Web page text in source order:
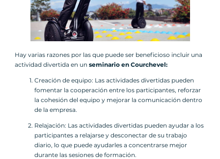
Hay varias razones por las que puede ser beneficioso incluir una
actividad divertida en un seminario en Courchevel:
Creación de equipo: Las actividades divertidas pueden
fomentar la cooperación entre los participantes, reforzar
la cohesión del equipo y mejorar la comunicación dentro
de la empresa.
Relajación: Las actividades divertidas pueden ayudar a los
participantes a relajarse y desconectar de su trabajo
diario, lo que puede ayudarles a concentrarse mejor
durante las sesiones de formación.